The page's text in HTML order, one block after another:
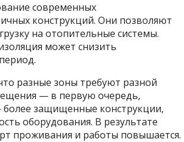
современных
конструкций. Они позволяют
на отопительные системы.
может снизить
разные зоны требуют разной
— в первую очередь,
более защищенные конструкции,
оборудования. В результате
проживания и работы повышается.